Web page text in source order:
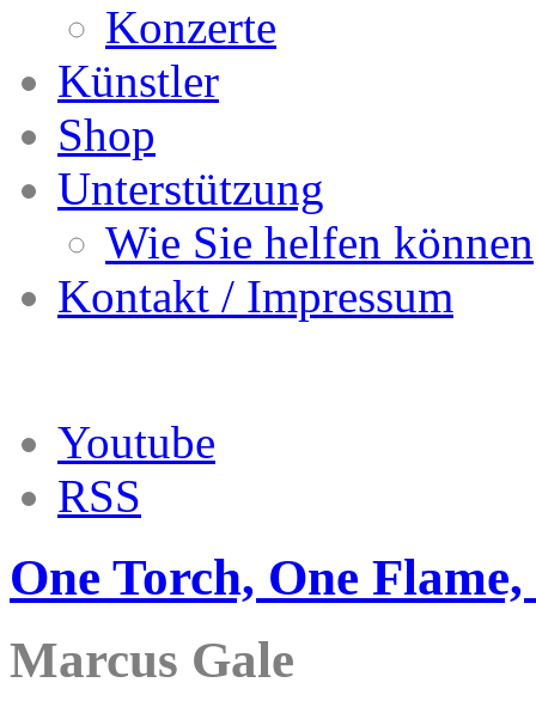
Konzerte
Künstler
Shop
Unterstützung
Wie Sie helfen können
Kontakt / Impressum
Youtube
RSS
One Torch, One
Marcus Gale